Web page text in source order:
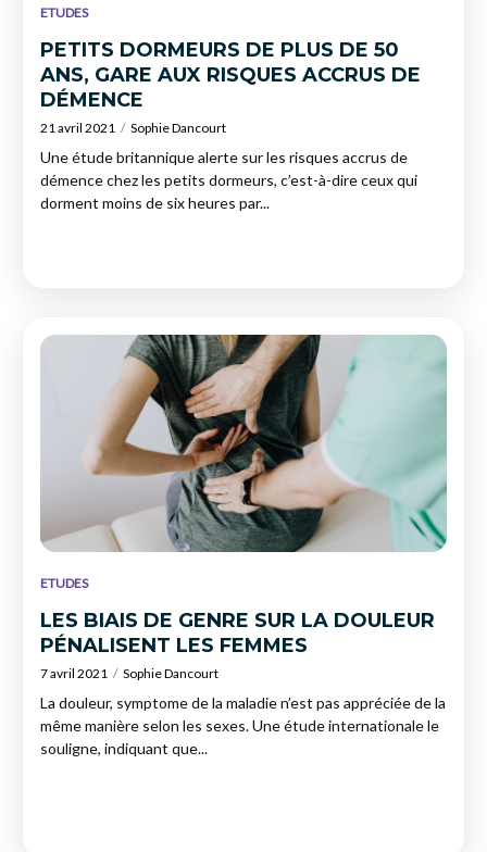
ETUDES
PETITS DORMEURS DE PLUS DE 50
ANS, GARE AUX RISQUES ACCRUS DE
DÉMENCE
21 avril 2021 Sophie Dancourt
Une étude britannique alerte sur les risques accrus de
démence chez les petits dormeurs, c’est-à-dire ceux qui
dorment moins de six heures par...
ETUDES
LES BIAIS DE GENRE SUR LA DOULEUR
PÉNALISENT LES FEMMES
7 avril 2021 Sophie Dancourt
La douleur, symptome de la maladie n’est pas appréciée de la
même manière selon les sexes. Une étude internationale le
souligne, indiquant que...